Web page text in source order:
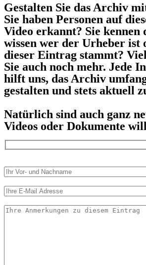
Gestalten Sie das Archiv
Sie haben Personen auf
Video erkannt? Sie kennen
wissen wer der Urheber ist
dieser Eintrag stammt?
Sie auch noch mehr. Jede
hilft uns, das Archiv
gestalten und stets aktuell
Natürlich sind auch ganz
Videos oder Dokumente